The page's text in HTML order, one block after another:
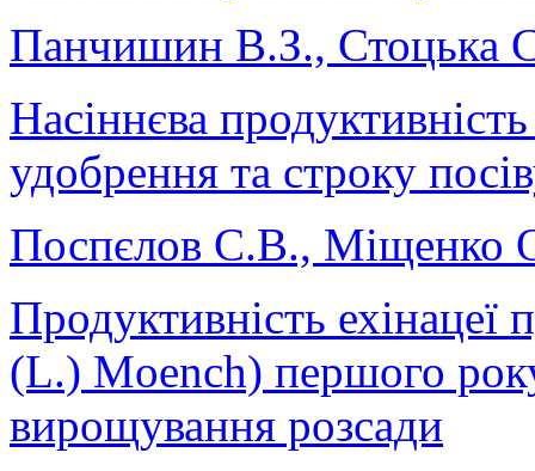
Панчишин В.З., Стоцька
Насіннєва
удобрення та строку
Поспєлов С.В., Міщенко
Продуктивність
(L.) Moench) першого
вирощування розсади